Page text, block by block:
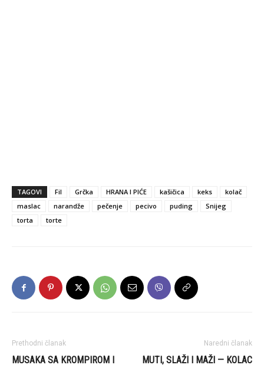
TAGOVI Fil Grčka HRANA I PIĆE kašičica keks
kolač
maslac
narandže pečenje pecivo puding
Snijeg
torta
torte
Prethodni članak
MUSAKA SA KROMPIROM I
Naredni članak
MUTI, SLAŽI I MAŽI — KOLAC